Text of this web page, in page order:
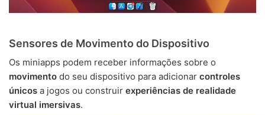
Sensores de Movimento do Dispositivo
Os miniapps podem receber informações sobre o
movimento do seu dispositivo para adicionar controles
únicos a jogos ou construir experiências de realidade
virtual imersivas.